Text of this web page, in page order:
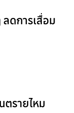
ดการเสื่อม
ตรายไหม